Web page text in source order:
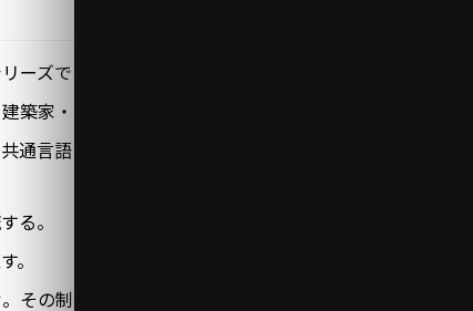
ーズである。
築家・中村幸介。
通言語にしながら、家具と建築、工芸と空間のあいだにあ
る。
。
その制作のプロセスは、ものづくりというよりもセッショ